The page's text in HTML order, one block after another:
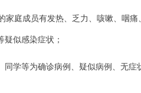
庭成员有发热、乏力、咳嗽、咽痛、
似感染症状；
学等为确诊病例、疑似病例、无症